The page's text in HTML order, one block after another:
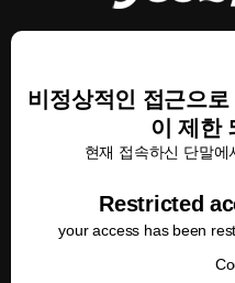
비정상적인 접근으
이 제한
현재 접속하신 단말에
Restricted
your access has been